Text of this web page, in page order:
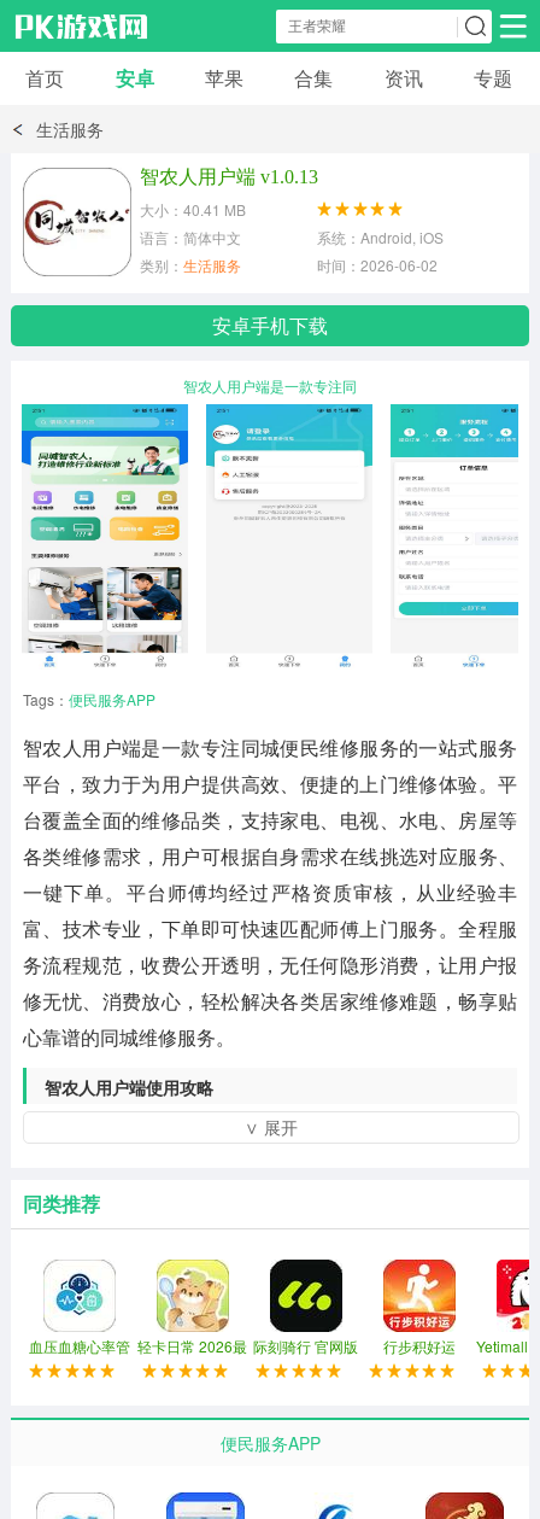
安卓应用 安卓游戏
模拟经营
首页 安卓 苹果 合集 资讯 专题
生活服务
智农人用户端 v1.0.13
大小：40.41 MB
语言：简体中文
系统：Android, iOS
类别： 生活服务 时间：2026-06-02
安卓手机下载
智农人用户端是一款专注同
Tags： 便民服务APP
智农人用户端是一款专注同城便民维修服务的一站式服务
平台，致力于为用户提供高效、便捷的上门维修体验。平
台覆盖全面的维修品类，支持家电、电视、水电、房屋等
各类维修需求，用户可根据自身需求在线挑选对应服务、
一键下单。平台师傅均经过严格资质审核，从业经验丰
富、技术专业，下单即可快速匹配师傅上门服务。全程服
务流程规范，收费公开透明，无任何隐形消费，让用户报
修无忧、消费放心，轻松解决各类居家维修难题，畅享贴
心靠谱的同城维修服务。
智农人用户端使用攻略
1、下载完APP之后点击同意并接受按钮同意隐私政策。
∨ 展开
同类推荐
血压血糖心率管
家
轻卡日常 2026最
新版
际刻骑行 官网版 行步积好运
Yetimall
版
便民服务APP